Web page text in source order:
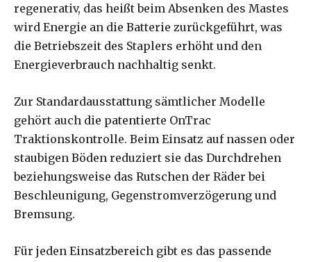
regenerativ, das heißt beim Absenken des Mastes
wird Energie an die Batterie zurückgeführt, was
die Betriebszeit des Staplers erhöht und den
Energieverbrauch nachhaltig senkt.
Zur Standardausstattung sämtlicher Modelle
gehört auch die patentierte OnTrac
Traktionskontrolle. Beim Einsatz auf nassen oder
staubigen Böden reduziert sie das Durchdrehen
beziehungsweise das Rutschen der Räder bei
Beschleunigung, Gegenstromverzögerung und
Bremsung.
Für jeden Einsatzbereich gibt es das passende